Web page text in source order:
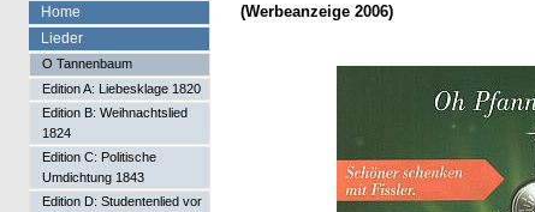
(Werbeanzeige 2006)
Home
Lieder
O Tannenbaum
Edition A: Liebesklage 1820
Edition B: Weihnachtslied
1824
Edition C: Politische
Umdichtung 1843
Edition D: Studentenlied vor